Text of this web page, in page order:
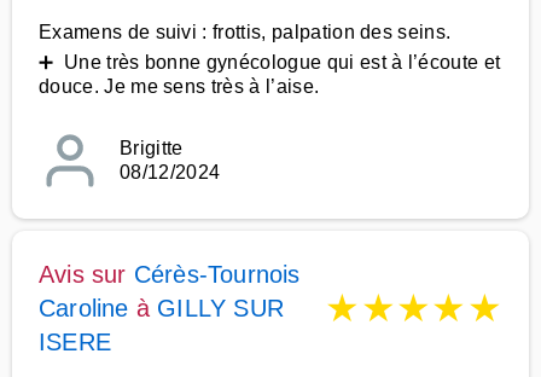
Examens de suivi : frottis, palpation des seins.
➕ Une très bonne gynécologue qui est à l’écoute et
douce. Je me sens très à l’aise.
Brigitte
08/12/2024
Avis sur Cérès-Tournois
Caroline à GILLY SUR
ISERE
★★★★★